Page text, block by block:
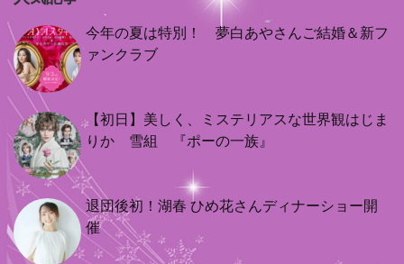
今年の夏は特別！ 夢白あやさんご結婚＆新フ
ァンクラブ
【初日】美しく、ミステリアスな世界観はじま
りか 雪組 『ポーの一族』
退団後初！湖春 ひめ花さんディナーショー開
催